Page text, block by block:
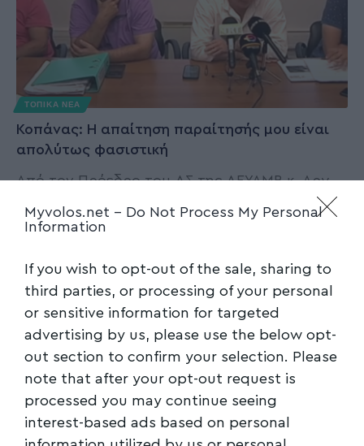
Myvolos.net - Do Not Process My Personal
Information
If you wish to opt-out of the sale, sharing to
third parties, or processing of your personal
or sensitive information for targeted
advertising by us, please use the below opt-
out section to confirm your selection. Please
note that after your opt-out request is
processed you may continue seeing
interest-based ads based on personal
ΤΟΠΙΚΑ ΝΕΑ
Κοπάνας: Η απαίτηση παραίτησής μου είναι
απολύτως φασιστική
Από τον Πρόεδρο του ΔΣ της ΔΕΥΑΜΒ κ. Αργ.
Κοπάνα, εκδόθηκε η…
Newsroom 09/01/2026